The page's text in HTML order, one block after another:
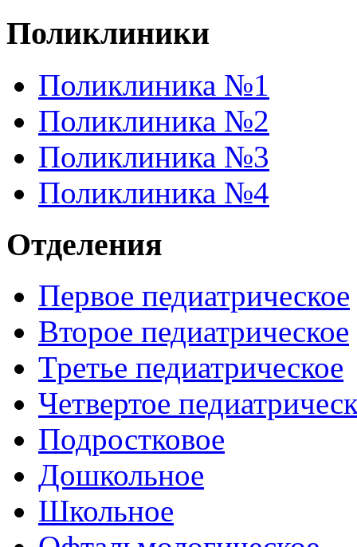
Поликлиники
Поликлиника №1
Поликлиника №2
Поликлиника №3
Поликлиника №4
Отделения
Первое педиатрическое
Второе педиатрическое
Третье педиатрическое
Четвертое
Подростковое
Дошкольное
Школьное